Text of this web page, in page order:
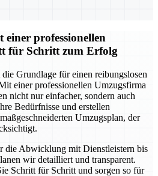
professionellen
für Schritt zum Erfolg
Grundlage für einen reibungslosen
einer professionellen Umzugsfirma
nicht nur einfacher, sondern auch
Bedürfnisse und erstellen
Umzugsplan, der
die Abwicklung mit Dienstleistern bis
wir detailliert und transparent.
Schritt für Schritt und sorgen so für